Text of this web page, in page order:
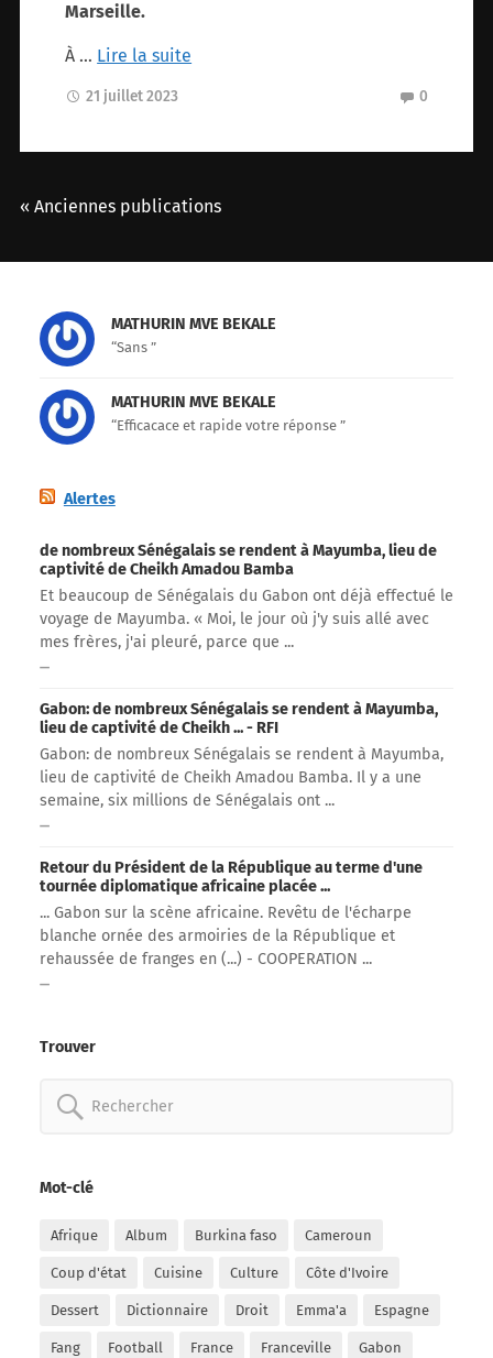
Marseille.
À … Lire la suite
21 juillet 2023 0
« Anciennes publications
MATHURIN MVE BEKALE
“Sans ”
MATHURIN MVE BEKALE
“Efficacace et rapide votre réponse ”
Alertes
de nombreux Sénégalais se rendent à Mayumba, lieu de
captivité de Cheikh Amadou Bamba
Et beaucoup de Sénégalais du Gabon ont déjà effectué le
voyage de Mayumba. « Moi, le jour où j'y suis allé avec
mes frères, j'ai pleuré, parce que ...
Gabon: de nombreux Sénégalais se rendent à Mayumba,
lieu de captivité de Cheikh ... - RFI
Gabon: de nombreux Sénégalais se rendent à Mayumba,
lieu de captivité de Cheikh Amadou Bamba. Il y a une
semaine, six millions de Sénégalais ont ...
Retour du Président de la République au terme d'une
tournée diplomatique africaine placée ...
... Gabon sur la scène africaine. Revêtu de l'écharpe
blanche ornée des armoiries de la République et
rehaussée de franges en (...) - COOPERATION ...
Trouver
Rechercher:
Mot-clé
Afrique Album Burkina faso Cameroun
Coup d'état Cuisine Culture Côte d'Ivoire
Dessert Dictionnaire Droit Emma'a Espagne
Fang Football France Franceville Gabon